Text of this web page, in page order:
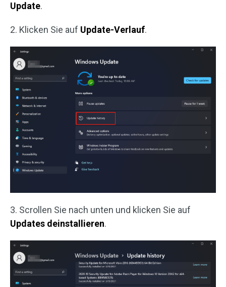
Update.
2. Klicken Sie auf Update-Verlauf.
3. Scrollen Sie nach unten und klicken Sie auf
Updates deinstallieren.